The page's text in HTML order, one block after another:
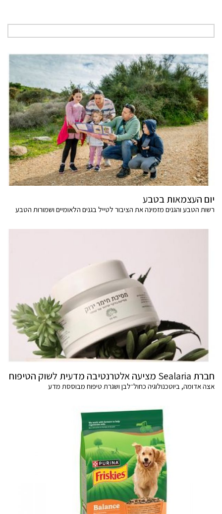
יום העצמאות בטבע
רשות הטבע והגנים מזמינה את הציבור לטייל בגנים הלאומיים ושמורות הטבע
חברת Sealaria מציעה אלטרנטיבה מדעית לשוק הטיפוח
אצה אדומה, ביוטכנולוגיה כחול־לבן ושגרת טיפוח מבוססת מדע